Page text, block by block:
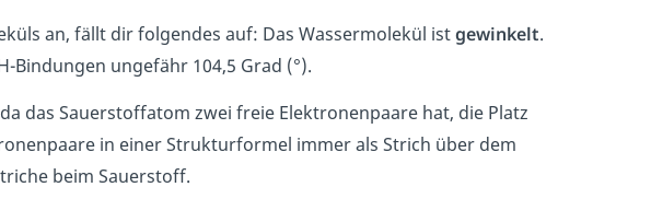
an, fällt dir folgendes auf: Das Wassermolekül istgewinkelt.
Bindungen ungefähr 104,5 Grad (°).
das Sauerstoffatom zwei freie Elektronenpaare hat, die Platz
in einer Strukturformel immer als Strich über dem
beim Sauerstoff.